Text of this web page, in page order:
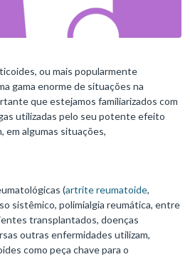
ou mais popularmente
gama enorme de situações na
que estejamos familiarizados com
utilizadas pelo seu potente efeito
em algumas situações,
(artrite reumatoide,
sistêmico, polimialgia reumática, entre
transplantados, doenças
outras enfermidades utilizam,
como peça chave para o